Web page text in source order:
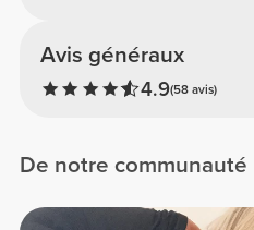
Avis généraux
4.9(58 avis)
De notre communauté